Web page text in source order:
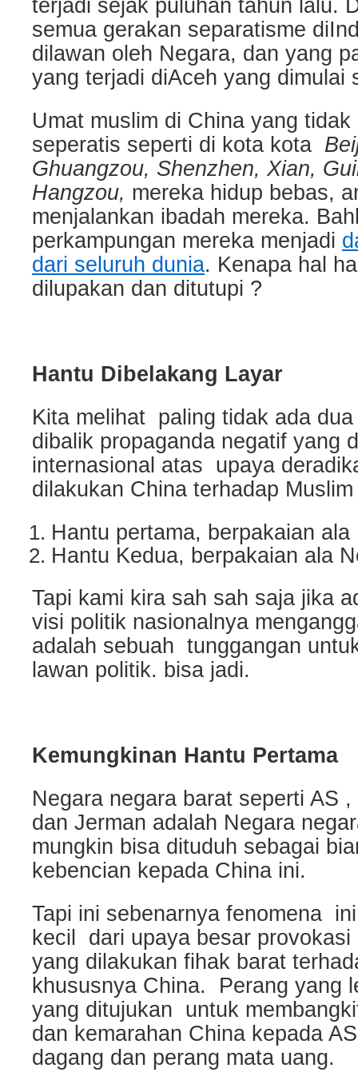
terjadi sejak puluhan tahun lalu.
semua gerakan separatisme
dilawan oleh Negara, dan yang
yang terjadi diAceh yang dimulai
Umat muslim di China yang tidak
seperatis seperti di kota kota
Ghuangzou, Shenzhen, Xian,
Hangzou, mereka hidup bebas,
menjalankan ibadah mereka.
perkampungan mereka menjadi
dari seluruh dunia. Kenapa hal
dilupakan dan ditutupi ?
Hantu Dibelakang Layar
Kita melihat paling tidak ada
dibalik propaganda negatif yang
internasional atas upaya
dilakukan China terhadap
Hantu pertama, berpakaian
Hantu Kedua, berpakaian ala
Tapi kami kira sah sah saja jika
visi politik nasionalnya
adalah sebuah tunggangan
lawan politik. bisa jadi.
Kemungkinan Hantu Pertama
Negara negara barat seperti AS
dan Jerman adalah Negara
mungkin bisa dituduh sebagai
kebencian kepada China ini.
Tapi ini sebenarnya fenomena
kecil dari upaya besar provokasi
yang dilakukan fihak barat
khususnya China. Perang yang
yang ditujukan untuk
dan kemarahan China kepada
dagang dan perang mata uang.